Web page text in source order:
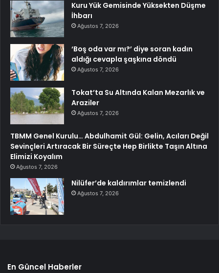
Kuru Yük Gemisinde Yüksekten Düşme
İhbarı
Ağustos 7, 2026
‘Boş oda var mı?’ diye soran kadın
aldığı cevapla şaşkına döndü
Ağustos 7, 2026
Tokat’ta Su Altında Kalan Mezarlık ve
Araziler
Ağustos 7, 2026
TBMM Genel Kurulu… Abdulhamit Gül: Gelin, Acıları Değil
Sevinçleri Artıracak Bir Süreçte Hep Birlikte Taşın Altına
Elimizi Koyalım
Ağustos 7, 2026
Nilüfer’de kaldırımlar temizlendi
Ağustos 7, 2026
En Güncel Haberler